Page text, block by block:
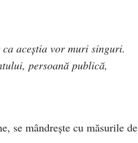
aceștia vor muri singuri.
persoană publică,
se mândrește cu măsurile de